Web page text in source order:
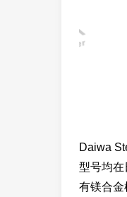
Daiwa
型号均在
有镁合金